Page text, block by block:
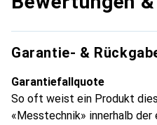
Garantie- &
Garantiefallquote
So oft weist ein Produkt
«Messtechnik» innerhalb